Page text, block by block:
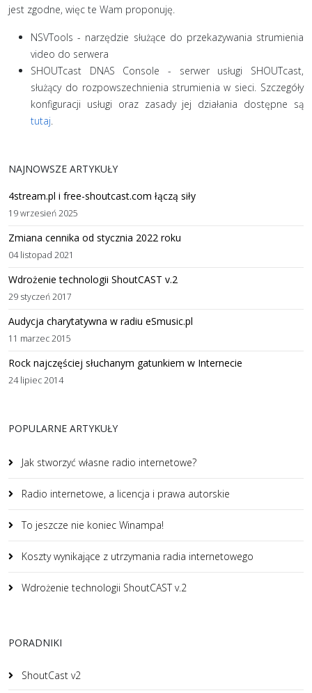
jest zgodne, więc te Wam proponuję.
NSVTools - narzędzie służące do przekazywania strumienia
video do serwera
SHOUTcast DNAS Console - serwer usługi SHOUTcast,
służący do rozpowszechnienia strumienia w sieci. Szczegóły
konfiguracji usługi oraz zasady jej działania dostępne są
tutaj.
NAJNOWSZE ARTYKUŁY
4stream.pl i free-shoutcast.com łączą siły
19 wrzesień 2025
Zmiana cennika od stycznia 2022 roku
04 listopad 2021
Wdrożenie technologii ShoutCAST v.2
29 styczeń 2017
Audycja charytatywna w radiu eSmusic.pl
11 marzec 2015
Rock najczęściej słuchanym gatunkiem w Internecie
24 lipiec 2014
POPULARNE ARTYKUŁY
Jak stworzyć własne radio internetowe?
Radio internetowe, a licencja i prawa autorskie
To jeszcze nie koniec Winampa!
Koszty wynikające z utrzymania radia internetowego
Wdrożenie technologii ShoutCAST v.2
PORADNIKI
ShoutCast v2